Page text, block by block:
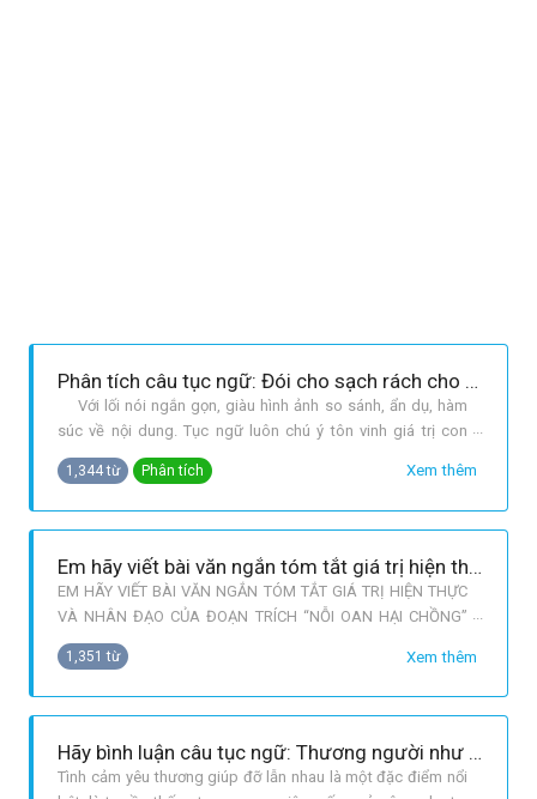
Phân tích câu tục ngữ: Đói cho sạch rách cho thơm.
Với lối nói ngắn gọn, giàu hình ảnh so sánh, ẩn dụ, hàm
súc về nội dung. Tục ngữ luôn chú ý tôn vinh giá trị con
người, đưa ra nhận xét, lời khuyên về những phẩm chất và lối
sống mà con người cần phải có. Nhân cách, phẩm giá
cảnh khó khăn ngh
Xem thêm
1,344 từ Phân tích
Em hãy viết bài văn ngắn tóm tắt giá trị hiện thực và nhân đạo của đoạn trích “Nỗi oan hại chồng”
EM HÃY VIẾT BÀI VĂN NGẮN TÓM TẮT GIÁ TRỊ HIỆN THỰC
VÀ NHÂN ĐẠO CỦA ĐOẠN TRÍCH “NỖI OAN HẠI CHỒNG”
TRÍCH VỞ CHÈO “QUAN ÂM THỊ KÍNH”. Giá trị hiện thực và
nhân đạo của đoạn trích Nỗi oan hại chồng trích vở chèo
vật chính. Thông qua việc khắc họa
Xem thêm
1,351 từ
Hãy bình luận câu tục ngữ: Thương người như thể thương thân.
Tình cảm yêu thương giúp đỡ lẫn nhau là một đặc điểm nổi